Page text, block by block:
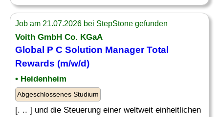
Job am 21.07.2026 bei StepStone gefunden
Voith GmbH Co. KGaA
Global P C Solution Manager Total
Rewards (m/w/d)
• Heidenheim
Abgeschlossenes Studium
[. .. ] und die Steuerung einer weltweit einheitlichen